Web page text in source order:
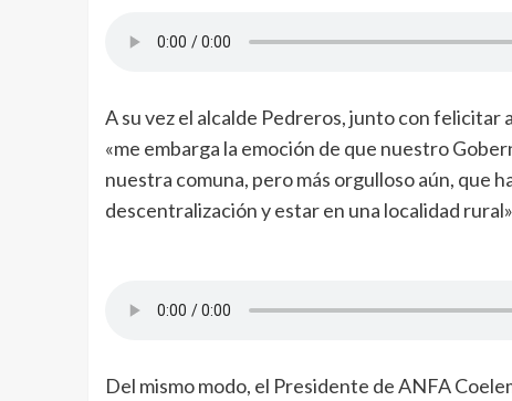
A su vez el alcalde Pedreros, junto con
«me embarga la emoción de que nuestro
nuestra comuna, pero más orgulloso aún, que
descentralización y estar en una localidad
Del mismo modo, el Presidente de ANFA